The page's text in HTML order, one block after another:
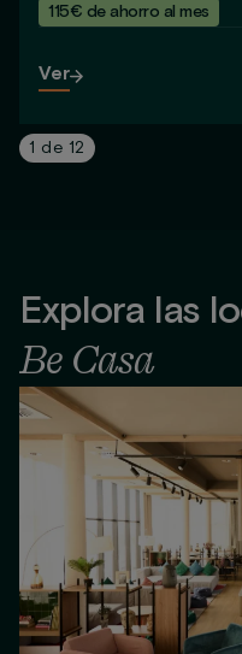
115€ de ahorro al mes
Ver
1 de 12
Explora las
Be Casa